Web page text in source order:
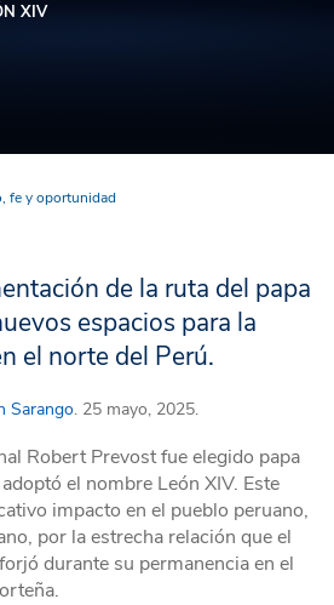
XIV
fe y oportunidad
de la ruta del papa
espacios para la
el norte del Perú.
Sarango. 25 mayo, 2025.
Robert Prevost fue elegido papa
el nombre León XIV. Este
impacto en el pueblo peruano,
por la estrecha relación que el
durante su permanencia en el